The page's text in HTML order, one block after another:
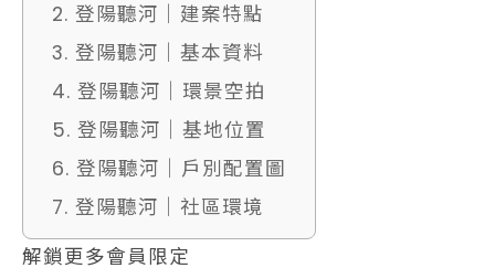
2. 登陽聽河｜建案特點
3. 登陽聽河｜基本資料
4. 登陽聽河｜環景空拍
5. 登陽聽河｜基地位置
6. 登陽聽河｜戶別配置圖
7. 登陽聽河｜社區環境
解鎖更多會員限定